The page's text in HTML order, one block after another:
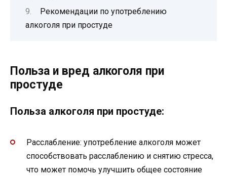
Рекомендации по употреблению
алкоголя при простуде
Польза и вред алкоголя при
простуде
Польза алкоголя при простуде:
Расслабление: употребление алкоголя может
способствовать расслаблению и снятию стресса,
что может помочь улучшить общее состояние